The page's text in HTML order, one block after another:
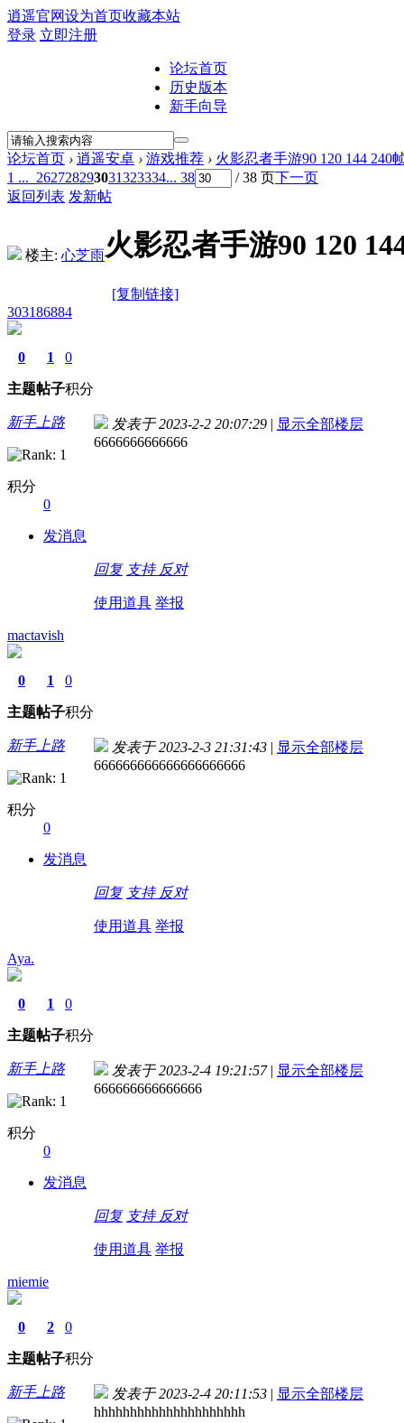
逍遥官网设为首页收藏本站
登录 立即注册
论坛首页
历史版本
新手向导
论坛首页 › 逍遥安卓 › 游戏推荐 › 火影忍者手游90 120 144 240
1 ... 262728293031323334... 38 / 38 页下一页
返回列表 发新帖
楼主: 心芝雨火影忍者手游90 120
[复制链接]
303186884
0
主题
1
帖子
0
积分
新手上路
积分
0
发消息
发表于 2023-2-2 20:07:29 | 显示全部楼层
6666666666666
回复 支持 反对
使用道具 举报
mactavish
0
主题
1
帖子
0
积分
新手上路
积分
0
发消息
发表于 2023-2-3 21:31:43 | 显示全部楼层
666666666666666666666
回复 支持 反对
使用道具 举报
Aya.
0
主题
1
帖子
0
积分
新手上路
积分
0
发消息
发表于 2023-2-4 19:21:57 | 显示全部楼层
666666666666666
回复 支持 反对
使用道具 举报
miemie
0
主题
2
帖子
0
积分
新手上路 发表于 2023-2-4 20:11:53 | 显示全部楼层
hhhhhhhhhhhhhhhhhhhhh